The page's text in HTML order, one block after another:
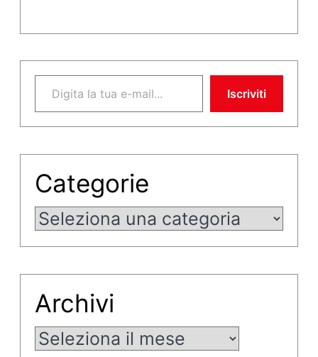
Digita la tua e-mail...
Iscriviti
Categorie
Categorie
Archivi
Archivi